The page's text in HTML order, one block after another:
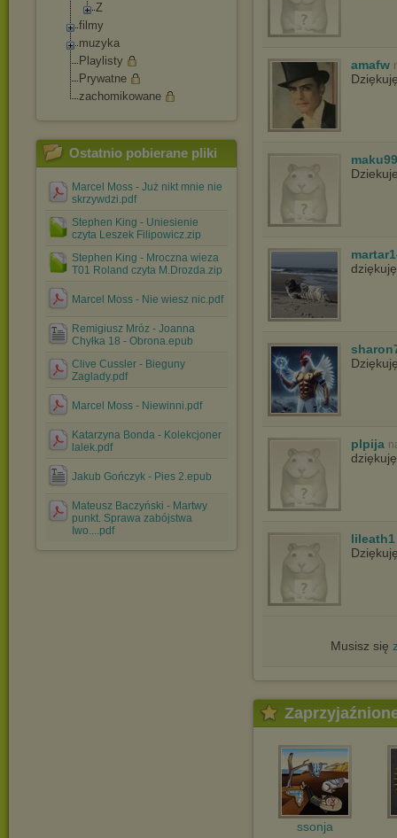
Z
filmy
muzyka
Playlisty
Prywatne
zachomikowane
Ostatnio pobierane pliki
Marcel Moss - Już nikt mnie nie
skrzywdzi.pdf
Stephen King - Uniesienie
czyta Leszek Filipowicz.zip
Stephen King - Mroczna wieza
T01 Roland czyta M.Drozda.zip
Marcel Moss - Nie wiesz nic.pdf
Remigiusz Mróz - Joanna
Chyłka 18 - Obrona.epub
Clive Cussler - Bieguny
Zaglady.pdf
Marcel Moss - Niewinni.pdf
Katarzyna Bonda - Kolekcjoner
lalek.pdf
Jakub Gończyk - Pies 2.epub
Mateusz Baczyński - Martwy
punkt. Sprawa zabójstwa
Iwo....pdf
amafw
maku99
plpija
dziękuję
lileath1
Musisz się
ssonja